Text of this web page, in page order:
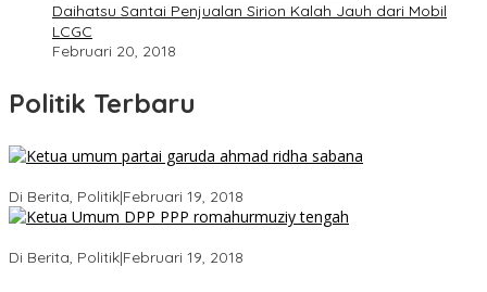
Daihatsu Santai Penjualan Sirion Kalah Jauh dari Mobil
LCGC
Februari 20, 2018
Politik Terbaru
Di Berita, Politik|Februari 19, 2018
Di Berita, Politik|Februari 19, 2018